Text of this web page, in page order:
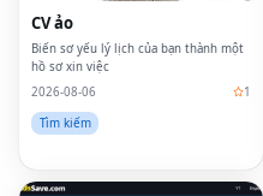
CV ảo
Biến sơ yếu lý lịch của bạn thành một
hồ sơ xin việc
2026-08-06
1
Tìm kiếm